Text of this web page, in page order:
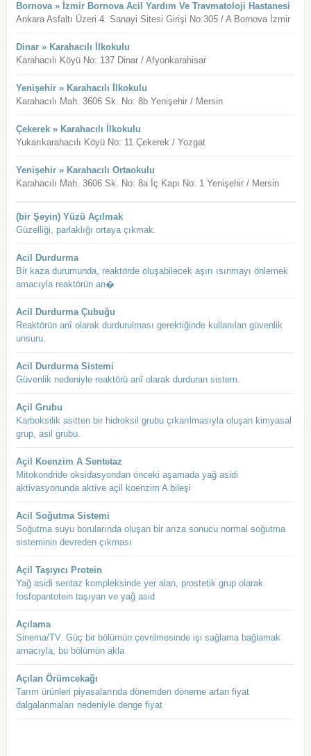
Bornova » İzmir Bornova Acil Yardım Ve Travmatoloji Hastanesi
Ankara Asfaltı Üzeri 4. Sanayi Sitesi Girişi No:305 / A Bornova İzmir
Dinar » Karahacılı İlkokulu
Karahacılı Köyü No: 137 Dinar / Afyonkarahisar
Yenişehir » Karahacılı İlkokulu
Karahacılı Mah. 3606 Sk. No: 8b Yenişehir / Mersin
Çekerek » Karahacılı İlkokulu
Yukarıkarahacılı Köyü No: 11 Çekerek / Yozgat
Yenişehir » Karahacılı Ortaokulu
Karahacılı Mah. 3606 Sk. No: 8a İç Kapı No: 1 Yenişehir / Mersin
(bir Şeyin) Yüzü Açılmak
Güzelliği, parlaklığı ortaya çıkmak.
Acil Durdurma
Bir kaza durumunda, reaktörde oluşabilecek aşırı ısınmayı önlemek
amacıyla reaktörün an�
Acil Durdurma Çubuğu
Reaktörün anî olarak durdurulması gerektiğinde kullanılan güvenlik
unsuru.
Acil Durdurma Sistemi
Güvenlik nedeniyle reaktörü anî olarak durduran sistem.
Açil Grubu
Karboksilik asitten bir hidroksil grubu çıkarılmasıyla oluşan kimyasal
grup, asil grubu.
Açil Koenzim A Sentetaz
Mitokondride oksidasyondan önceki aşamada yağ asidi
aktivasyonunda aktive açil koenzim A bileşi
Acil Soğutma Sistemi
Soğutma suyu borularında oluşan bir arıza sonucu normal soğutma
sisteminin devreden çıkması
Açil Taşıyıcı Protein
Yağ asidi sentaz kompleksinde yer alan, prostetik grup olarak
fosfopantotein taşıyan ve yağ asid
Açılama
Sinema/TV. Güç bir bölümün çevrilmesinde işi sağlama bağlamak
amacıyla, bu bölümün akla
Açılan Örümcekağı
Tarım ürünleri piyasalarında dönemden döneme artan fiyat
dalgalanmaları nedeniyle denge fiyat